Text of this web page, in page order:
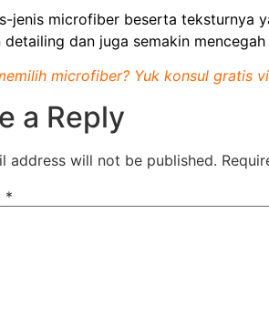
jenis microfiber beserta teksturnya
detailing dan juga semakin
microfiber? Yuk konsul gratis
a Reply
address will not be published.
*